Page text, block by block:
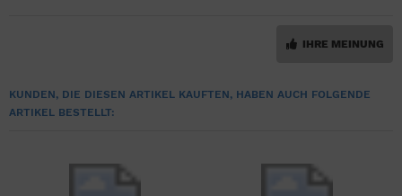
IHRE MEINUNG
KUNDEN, DIE DIESEN ARTIKEL KAUFTEN, HABEN AUCH FOLGENDE
ARTIKEL BESTELLT: